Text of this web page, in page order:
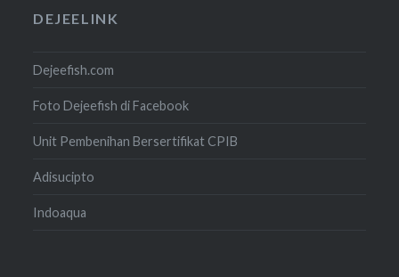
DEJEELINK
Dejeefish.com
Foto Dejeefish di Facebook
Unit Pembenihan Bersertifikat CPIB
Adisucipto
Indoaqua